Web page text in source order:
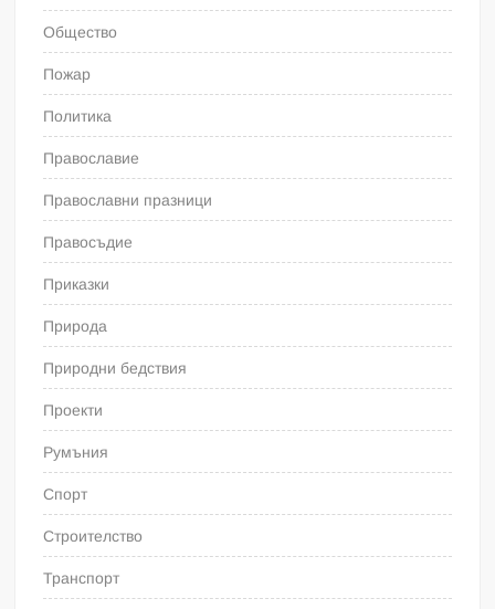
Общество
Пожар
Политика
Православие
Православни празници
Правосъдие
Приказки
Природа
Природни бедствия
Проекти
Румъния
Спорт
Строителство
Транспорт